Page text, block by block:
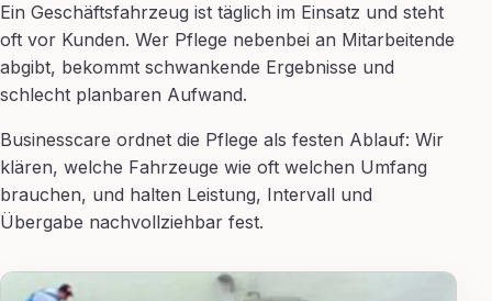
Ein Geschäftsfahrzeug ist täglich im Einsatz und steht
oft vor Kunden. Wer Pflege nebenbei an Mitarbeitende
abgibt, bekommt schwankende Ergebnisse und
schlecht planbaren Aufwand.
Businesscare ordnet die Pflege als festen Ablauf: Wir
klären, welche Fahrzeuge wie oft welchen Umfang
brauchen, und halten Leistung, Intervall und
Übergabe nachvollziehbar fest.